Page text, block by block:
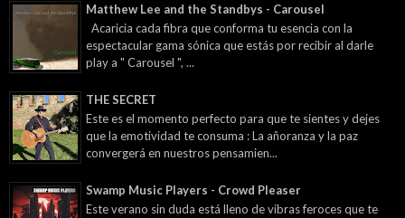
Matthew Lee and the Standbys - Carousel
Acaricia cada fibra que conforma tu esencia con la
espectacular gama sónica que estás por recibir al darle
play a " Carousel ", ...
THE SECRET
Este es el momento perfecto para que te sientes y dejes
que la emotividad te consuma : La añoranza y la paz
convergerá en nuestros pensamien...
Swamp Music Players - Crowd Pleaser
Este verano sin duda está lleno de vibras feroces que te